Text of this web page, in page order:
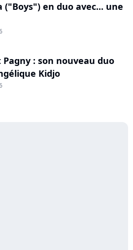
("Boys") en duo avec... une
Pagny : son nouveau duo
Kidjo